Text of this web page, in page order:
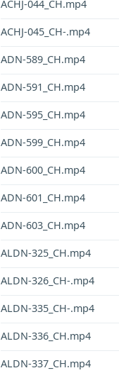
ACHJ-044_CH.mp4
ACHJ-045_CH-.mp4
ADN-589_CH.mp4
ADN-591_CH.mp4
ADN-595_CH.mp4
ADN-599_CH.mp4
ADN-600_CH.mp4
ADN-601_CH.mp4
ADN-603_CH.mp4
ALDN-325_CH.mp4
ALDN-326_CH-.mp4
ALDN-335_CH-.mp4
ALDN-336_CH.mp4
ALDN-337_CH.mp4